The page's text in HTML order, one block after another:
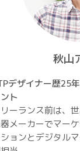
秋山
デザイナー歴25
ト
ーランス前は、
メーカーでマー
ョンとデジタル